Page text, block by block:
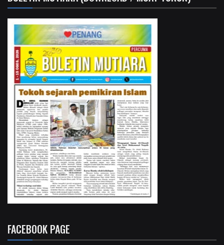
FACEBOOK PAGE